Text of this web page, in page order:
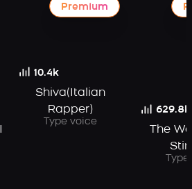
10.4k
Premium
Shiva(Italian
Rapper)
Type voice
629.8k
The